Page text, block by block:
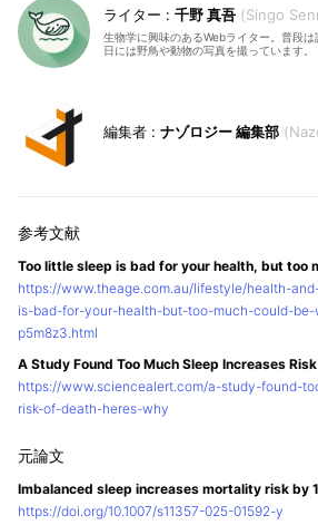
千野 真吾 Singo
生物学に興味のあるWebライター。普段
日には野鳥や動物の写真を撮っています。
ナゾロジー 編集部
Too little sleep is bad for your health, but too
https://www.theage.com.au/lifestyle/health-
is-bad-for-your-health-but-too-much-could-
p5m8z3.html
A Study Found Too Much Sleep Increases
https://www.sciencealert.com/a-study-found-
risk-of-death-heres-why
Imbalanced sleep increases mortality risk by
https://doi.org/10.1007/s11357-025-01592-y